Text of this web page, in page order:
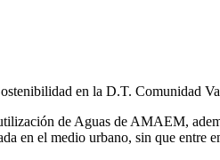
en la D.T. Comunidad
de Aguas de AMAEM,
en el medio urbano, sin que entre